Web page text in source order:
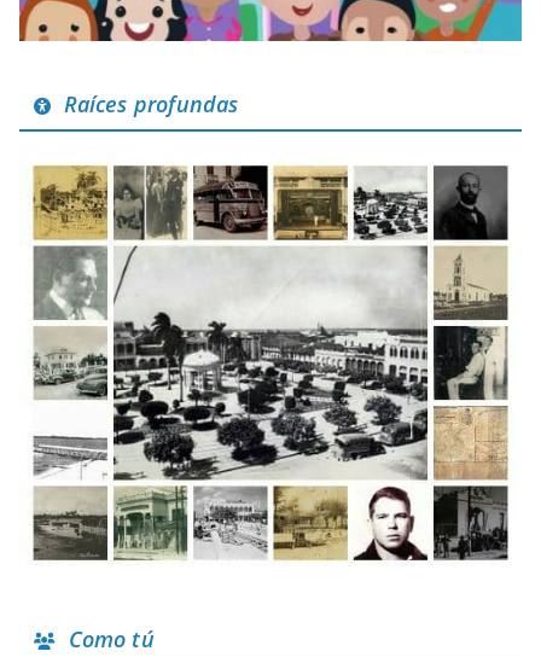
Raíces profundas
Como tú